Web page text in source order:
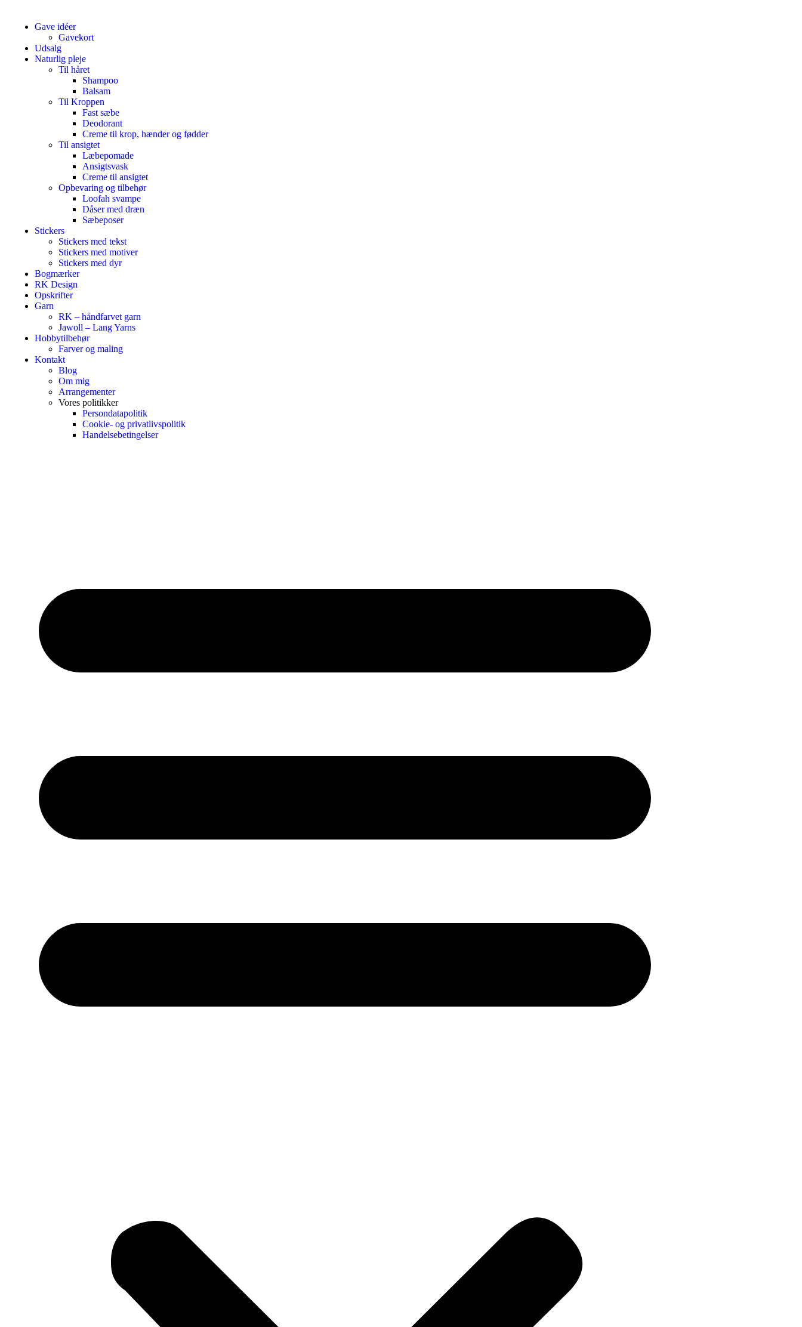
Gave idéer
Gavekort
Udsalg
Naturlig pleje
Til håret
Shampoo
Balsam
Til Kroppen
Fast sæbe
Deodorant
Creme til krop, hænder og fødder
Til ansigtet
Læbepomade
Ansigtsvask
Creme til ansigtet
Opbevaring og tilbehør
Loofah svampe
Dåser med dræn
Sæbeposer
Stickers
Stickers med tekst
Stickers med motiver
Stickers med dyr
Bogmærker
RK Design
Opskrifter
Garn
RK – håndfarvet garn
Jawoll – Lang Yarns
Hobbytilbehør
Farver og maling
Kontakt
Blog
Om mig
Arrangementer
Vores politikker
Persondatapolitik
Cookie- og privatlivspolitik
Handelsebetingelser